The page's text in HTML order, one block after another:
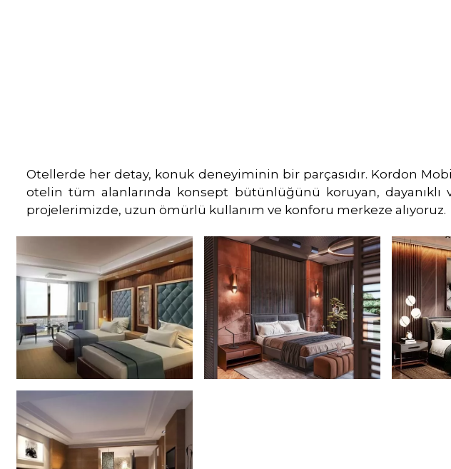
Otellerde her detay, konuk deneyiminin bir parçasıdır. Kordon
otelin tüm alanlarında konsept bütünlüğünü koruyan,
projelerimizde, uzun ömürlü kullanım ve konforu merkeze alıyoruz.